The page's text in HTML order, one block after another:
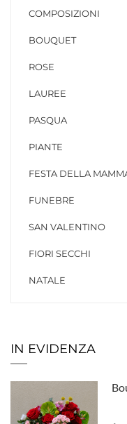
COMPOSIZIONI
BOUQUET
ROSE
LAUREE
PASQUA
PIANTE
FESTA DELLA
FUNEBRE
SAN VALENTINO
FIORI SECCHI
NATALE
IN EVIDENZA